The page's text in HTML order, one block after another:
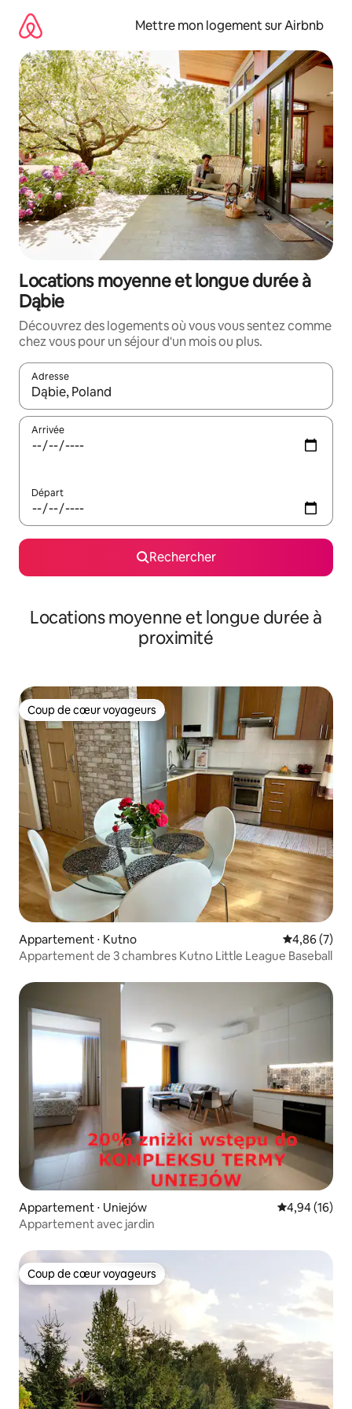
directement
contenu
Mettre mon logement sur Airbnb
Locations moyenne et longue durée à
Dąbie
Découvrez des logements où vous vous sentez comme
chez vous pour un séjour d'un mois ou plus.
Adresse
Lorsque les résultats s'affichent, utilisez les flèches vers le
Arrivée
Départ
Rechercher
Locations moyenne et longue durée à
proximité
Coup de cœur voyageurs
Coup de cœur voyageurs
Appartement ⋅ Kutno Évaluation
4,86 (7)
Appartement de 3 chambres Kutno Little League Baseball
Appartement ⋅ Uniejów Évaluation
4,94 (16)
Appartement avec jardin
Coup de cœur voyageurs
Coup de cœur voyageurs